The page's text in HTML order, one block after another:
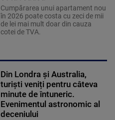
Cumpărarea unui apartament nou
în 2026 poate costa cu zeci de mii
de lei mai mult doar din cauza
cotei de TVA.
Din Londra și Australia,
turiști veniți pentru câteva
minute de întuneric.
Evenimentul astronomic al
deceniului